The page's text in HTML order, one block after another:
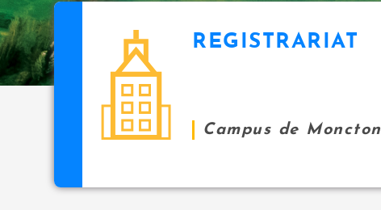
REGISTRARIAT
Campus de Moncton